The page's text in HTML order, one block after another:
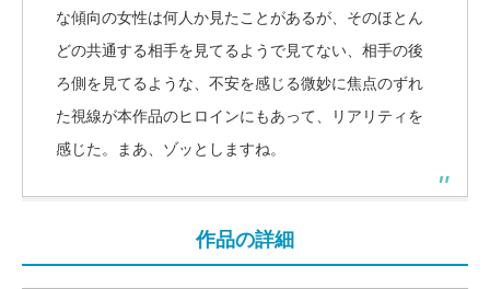
な傾向の女性は何人か見たことがあるが、そのほとん
どの共通する相手を見てるようで見てない、相手の後
ろ側を見てるような、不安を感じる微妙に焦点のずれ
た視線が本作品のヒロインにもあって、リアリティを
感じた。まあ、ゾッとしますね。
作品の詳細